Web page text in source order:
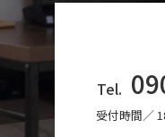
Tel.
受付時間／